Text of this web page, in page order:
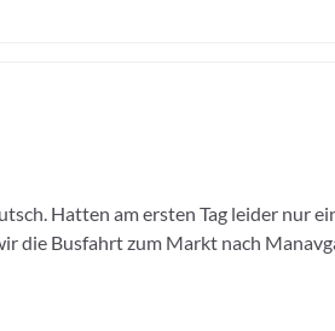
Hatten am ersten Tag leider nur
die Busfahrt zum Markt nach